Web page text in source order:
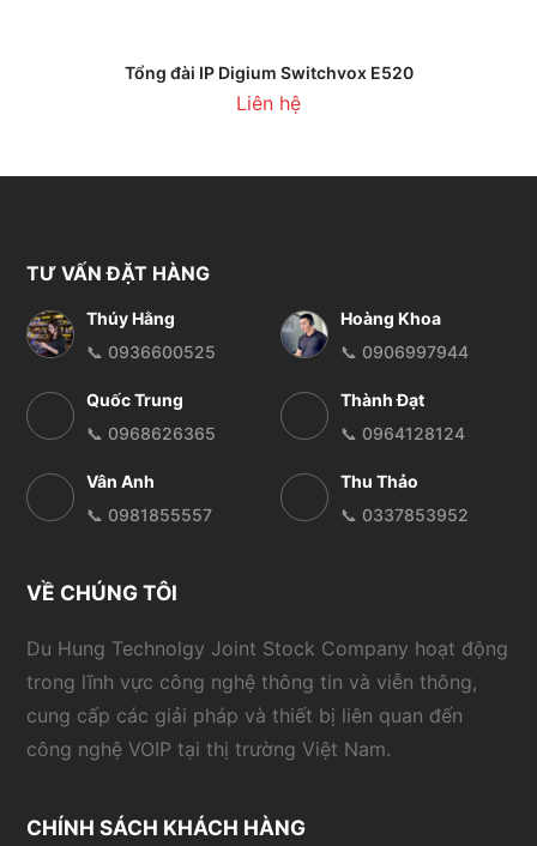
Tổng đài IP Digium Switchvox E520
Liên hệ
TƯ VẤN ĐẶT HÀNG
Thúy Hằng
📞 0936600525
Hoàng Khoa
📞 0906997944
Quốc Trung
📞 0968626365
Thành Đạt
📞 0964128124
Vân Anh
📞 0981855557
Thu Thảo
📞 0337853952
VỀ CHÚNG TÔI
Du Hung Technolgy Joint Stock Company hoạt động
trong lĩnh vực công nghệ thông tin và viễn thông,
cung cấp các giải pháp và thiết bị liên quan đến
công nghệ VOIP tại thị trường Việt Nam.
CHÍNH SÁCH KHÁCH HÀNG